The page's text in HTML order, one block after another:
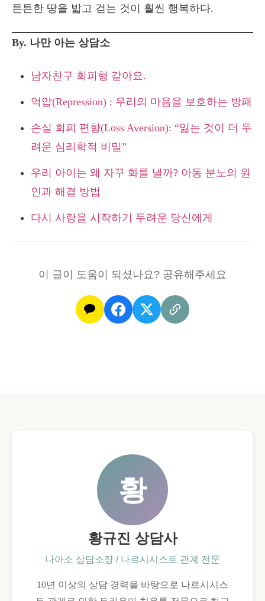
튼튼한 땅을 밟고 걷는 것이 훨씬 행복하다.
By. 나만 아는 상담소
남자친구 회피형 같아요.
억압(Repression) : 우리의 마음을 보호하는 방패
손실 회피 편향(Loss Aversion): “잃는 것이 더 두
려운 심리학적 비밀”
우리 아이는 왜 자꾸 화를 낼까? 아동 분노의 원
인과 해결 방법
다시 사랑을 시작하기 두려운 당신에게
이 글이 도움이 되셨나요? 공유해주세요
황
황규진 상담사
나아소 상담소장 / 나르시시스트 관계 전문
10년 이상의 상담 경력을 바탕으로 나르시시스